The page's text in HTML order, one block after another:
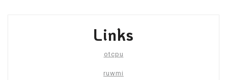
Links
otcpu
ruwmi